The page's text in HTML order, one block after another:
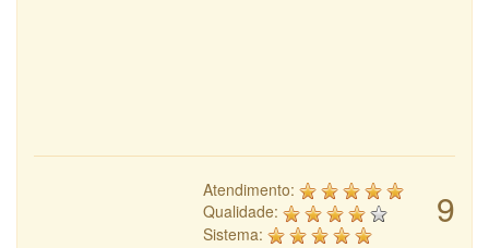
9
Atendimento:
Qualidade:
Sistema: